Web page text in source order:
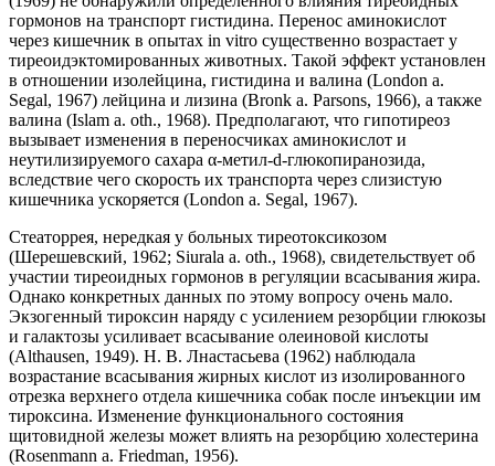
гормонов на транспорт гистидина. Перенос аминокислот
через кишечник в опытах in vitro существенно возрастает у
тиреоидэктомированных животных. Такой эффект установлен
в отношении изолейцина, гистидина и валина (London a.
Segal, 1967) лейцина и лизина (Bronk a. Parsons, 1966), а также
валина (Islam a. oth., 1968). Предполагают, что гипотиреоз
вызывает изменения в переносчиках аминокислот и
неутилизируемого сахара α-метил-d-глюкопиранозида,
вследствие чего скорость их транспорта через слизистую
кишечника ускоряется (London a. Segal, 1967).
Стеаторрея, нередкая у больных тиреотоксикозом
(Шерешевский, 1962; Siurala a. oth., 1968), свидетельствует об
участии тиреоидных гормонов в регуляции всасывания жира.
Однако конкретных данных по этому вопросу очень мало.
Экзогенный тироксин наряду с усилением резорбции глюкозы
и галактозы усиливает всасывание олеиновой кислоты
(Althausen, 1949). Н. В. Лнастасьева (1962) наблюдала
возрастание всасывания жирных кислот из изолированного
отрезка верхнего отдела кишечника собак после инъекции им
тироксина. Изменение функционального состояния
щитовидной железы может влиять на резорбцию холестерина
(Rosenmann a. Friedman, 1956).